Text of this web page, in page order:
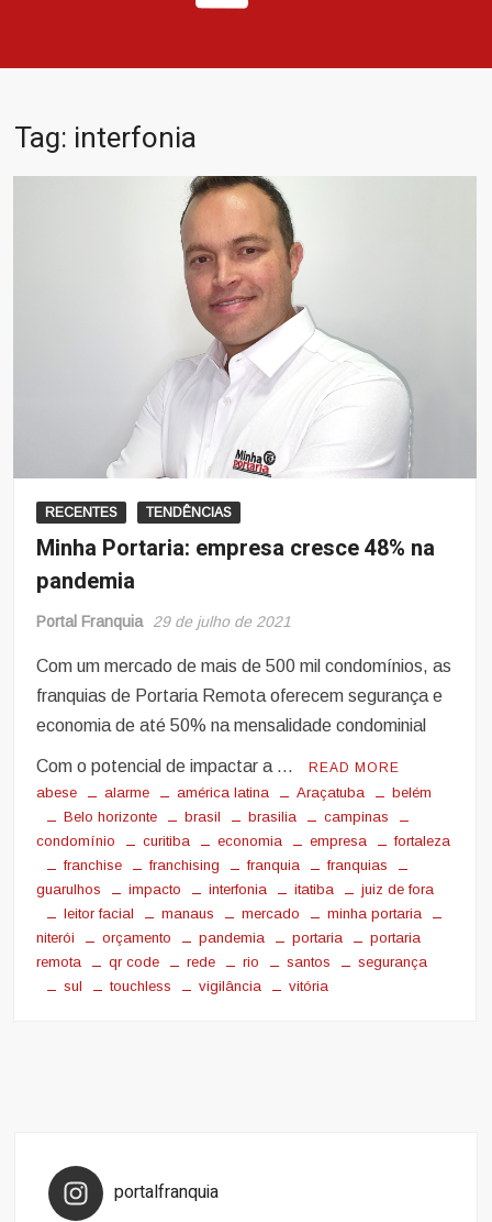
Tag: interfonia
RECENTES TENDÊNCIAS
Minha Portaria: empresa cresce 48% na
pandemia
Portal Franquia 29 de julho de 2021
Com um mercado de mais de 500 mil condomínios, as
franquias de Portaria Remota oferecem segurança e
economia de até 50% na mensalidade condominial
Com o potencial de impactar a … READ MORE
abese alarme américa latina Araçatuba
belém
Belo horizonte
brasil brasilia
campinas
condomínio
curitiba economia empresa
fortaleza
franchise
franchising franquia
franquias
guarulhos
impacto interfonia itatiba
juiz de fora
leitor facial
manaus mercado
minha portaria
niterói
orçamento pandemia portaria
portaria
remota
qr code rede rio santos
segurança
sul
touchless vigilância vitória
portalfranquia